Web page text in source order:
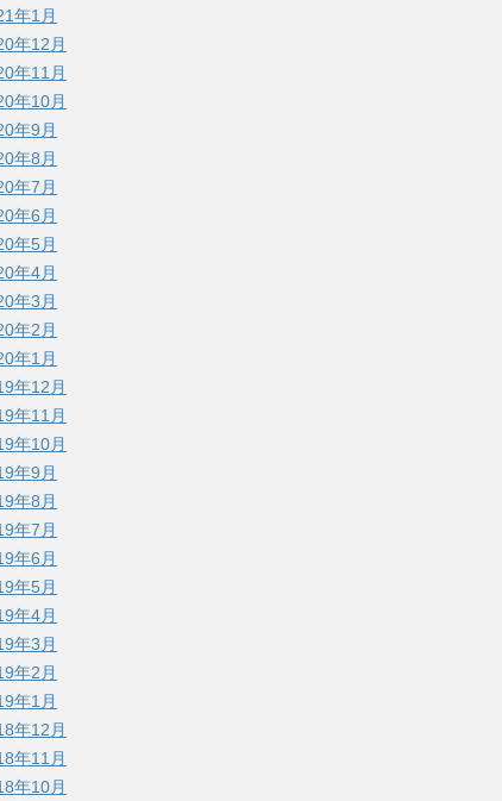
年1月
年12月
年11月
年10月
年9月
年8月
年7月
年6月
年5月
年4月
年3月
年2月
年1月
年12月
年11月
年10月
年9月
年8月
年7月
年6月
年5月
年4月
年3月
年2月
年1月
年12月
年11月
年10月